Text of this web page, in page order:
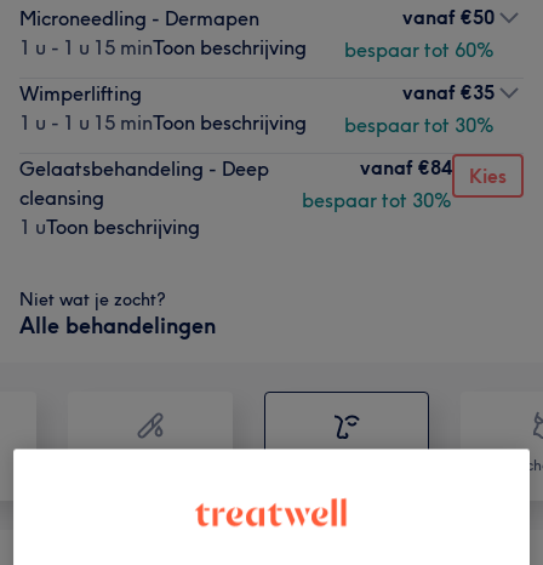
Microneedling - Dermapen
1 u - 1 u 15 minToon beschrijving
vanaf €50
bespaar tot 60%
Wimperlifting
1 u - 1 u 15 minToon beschrijving
vanaf €35
bespaar tot 30%
Gelaatsbehandeling - Deep
cleansing
1 uToon beschrijving
vanaf €84
bespaar tot 30%
Kies
Niet wat je zocht?
Alle behandelingen